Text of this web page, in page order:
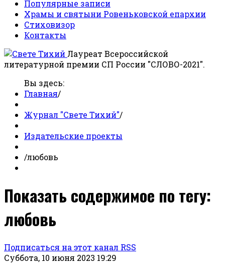
Популярные записи
Храмы и святыни Ровеньковской епархии
Стиховизор
Контакты
Лауреат Всероссийской
литературной премии СП России "СЛОВО-2021".
Вы здесь:
Главная/
Журнал "Свете Тихий"/
Издательские проекты
/любовь
Показать содержимое по тегу:
любовь
Подписаться на этот канал RSS
Суббота, 10 июня 2023 19:29